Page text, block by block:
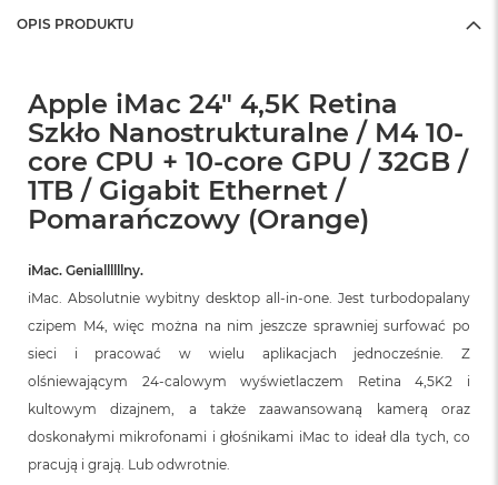
OPIS PRODUKTU
Apple iMac 24" 4,5K Retina
Szkło Nanostrukturalne / M4 10-
core CPU + 10-core GPU / 32GB /
1TB / Gigabit Ethernet /
Pomarańczowy (Orange)
iMac. Geniallllllny.
iMac. Absolutnie wybitny desktop all‑in‑one. Jest turbodopalany
czipem M4, więc można na nim jeszcze sprawniej surfować po
sieci i pracować w wielu aplikacjach jednocześnie. Z
olśniewającym 24‑calowym wyświetlaczem Retina 4,5K2 i
kultowym dizajnem, a także zaawansowaną kamerą oraz
doskonałymi mikrofonami i głośnikami iMac to ideał dla tych, co
pracują i grają. Lub odwrotnie.